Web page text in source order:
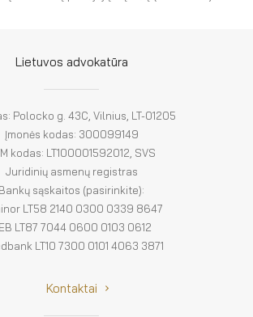
Lietuvos advokatūra
Polocko g. 43C, Vilnius, LT-01205
Įmonės kodas: 300099149
kodas: LT100001592012, SVS
Juridinių asmenų registras
Bankų sąskaitos (pasirinkite):
LT58 2140 0300 0339 8647
LT87 7044 0600 0103 0612
LT10 7300 0101 4063 3871
Kontaktai